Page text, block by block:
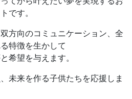
話も一緒にご紹介します。
の書斎から登場してくれるかも
ど前からご参加ください！★★
教室☆ぶっちー先生のどうぶつ
内で皆さんからいただいたご質
えくださる予定です。
です。
方向のコミュニケーション、全
特徴を生かして
希望を与えます。
未来を作る子供たちを応援しま